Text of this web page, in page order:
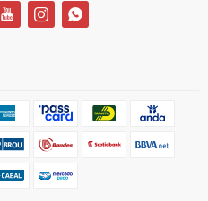
  